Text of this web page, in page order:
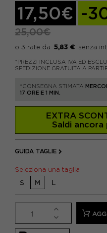
17,50€ -
25,00€
5,83 €
*PREZZI INCLUSA IVA ED
SPEDIZIONE GRATUITA A
*CONSEGNA STIMATA
17 ORE E 1 MIN.
EXTRA
Saldi
GUIDA TAGLIE
Seleziona una taglia
S M L